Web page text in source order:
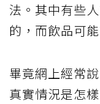
法。其中有些
的，而飲品可
畢竟網上經常
真實情況是怎